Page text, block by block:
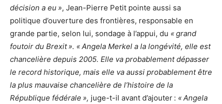
décision a eu », Jean-Pierre Petit pointe aussi sa
politique d’ouverture des frontières, responsable en
grande partie, selon lui, sondage à l’appui, du « grand
foutoir du Brexit ». « Angela Merkel a la longévité, elle est
chancelière depuis 2005. Elle va probablement dépasser
le record historique, mais elle va aussi probablement être
la plus mauvaise chancelière de l’histoire de la
République fédérale », juge-t-il avant d’ajouter : « Angela